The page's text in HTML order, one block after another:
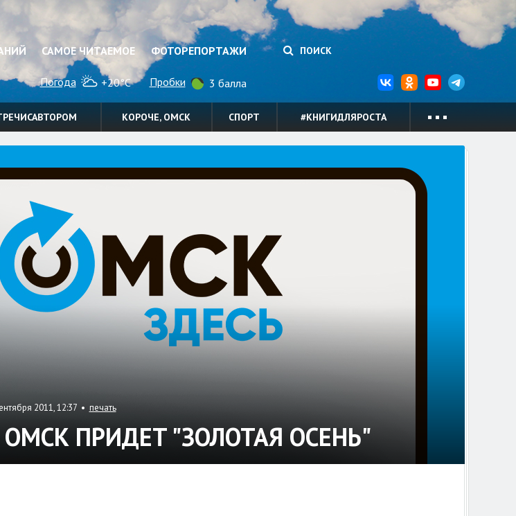
САМОЕ ЧИТАЕМОЕ ФОТОРЕПОРТАЖИ ПОИСК
Погода +20°C Пробки 3 балла
КОРОЧЕ, ОМСК СПОРТ #КНИГИДЛЯРОСТА
2011, 12:37 • печать
ОМСК ПРИДЕТ "ЗОЛОТАЯ ОСЕНЬ"